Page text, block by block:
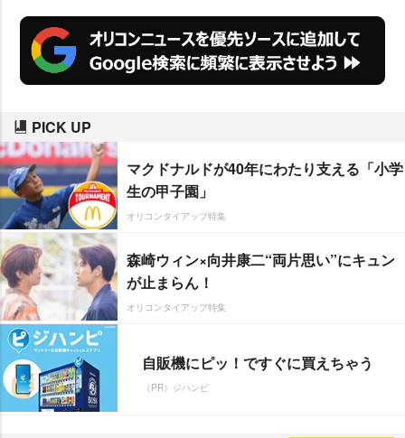
PICK UP
マクドナルドが40年にわたり支える「小学
生の甲子園」
オリコンタイアップ特集
森崎ウィン×向井康二“両片思い”にキュン
が止まらん！
オリコンタイアップ特集
自販機にピッ！ですぐに買えちゃう
（PR）ジハンピ